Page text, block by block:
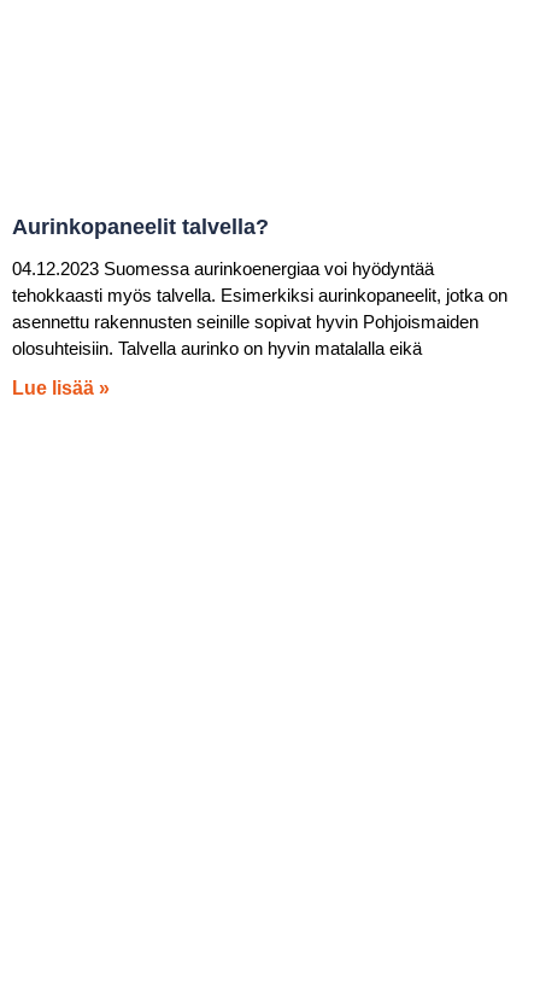
Aurinkopaneelit talvella?
04.12.2023 Suomessa aurinkoenergiaa voi hyödyntää
tehokkaasti myös talvella. Esimerkiksi aurinkopaneelit, jotka on
asennettu rakennusten seinille sopivat hyvin Pohjoismaiden
olosuhteisiin. Talvella aurinko on hyvin matalalla eikä
Lue lisää »